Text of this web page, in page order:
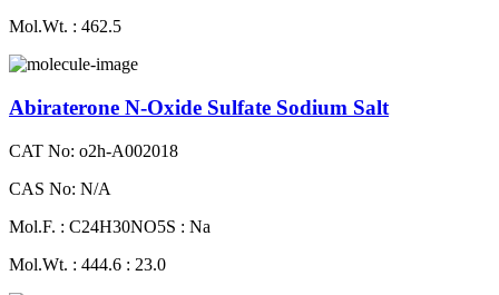
Mol.Wt. : 462.5
Abiraterone N-Oxide Sulfate Sodium Salt
CAT No: o2h-A002018
CAS No: N/A
Mol.F. : C24H30NO5S : Na
Mol.Wt. : 444.6 : 23.0